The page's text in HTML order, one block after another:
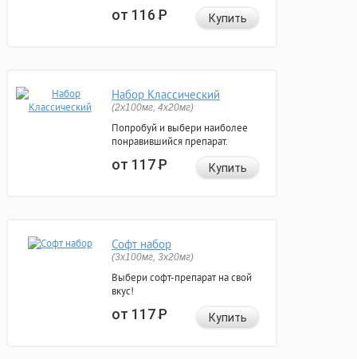
от 116Р Купить
Набор Классический
(2x100мг, 4x20мг)
Попробуй и выбери наиболее
понравившийся препарат.
от 117Р Купить
Софт набор
(3x100мг, 3x20мг)
Выбери софт-препарат на свой
вкус!
от 117Р Купить